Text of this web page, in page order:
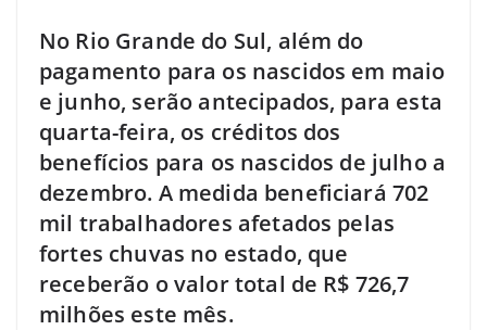
No Rio Grande do Sul, além do
pagamento para os nascidos em maio
e junho, serão antecipados, para esta
quarta-feira, os créditos dos
benefícios para os nascidos de julho a
dezembro. A medida beneficiará 702
mil trabalhadores afetados pelas
fortes chuvas no estado, que
receberão o valor total de R$ 726,7
milhões este mês.